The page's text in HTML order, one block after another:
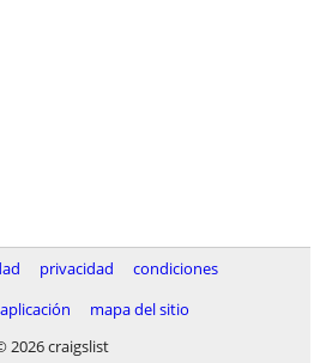
privacidad
condiciones
aplicación
mapa del sitio
2026 craigslist